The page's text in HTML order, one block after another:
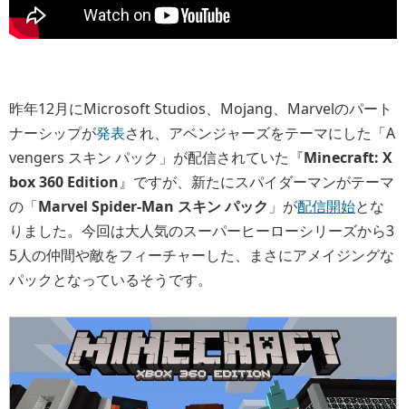
昨年12月にMicrosoft Studios、Mojang、Marvelのパート
ナーシップが発表され、アベンジャーズをテーマにした「A
vengers スキン パック」が配信されていた『Minecraft: X
box 360 Edition』ですが、新たにスパイダーマンがテーマ
の「Marvel Spider-Man スキン パック 」が配信開始とな
りました。今回は大人気のスーパーヒーローシリーズから3
5人の仲間や敵をフィーチャーした、まさにアメイジングな
パックとなっているそうです。